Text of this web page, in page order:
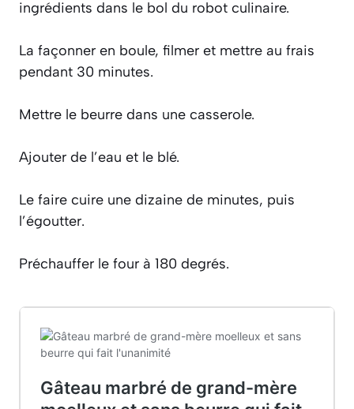
ingrédients dans le bol du robot culinaire.
La façonner en boule, filmer et mettre au frais
pendant 30 minutes.
Mettre le beurre dans une casserole.
Ajouter de l’eau et le blé.
Le faire cuire une dizaine de minutes, puis
l’égoutter.
Préchauffer le four à 180 degrés.